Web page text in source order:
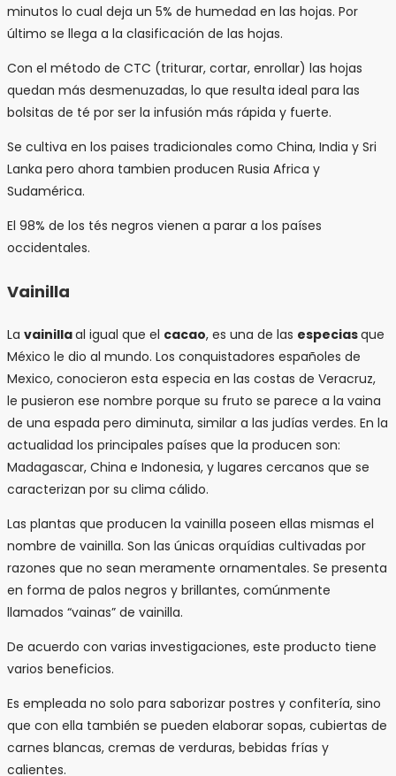
minutos lo cual deja un 5% de humedad en las hojas. Por
último se llega a la clasificación de las hojas.
Con el método de CTC (triturar, cortar, enrollar) las hojas
quedan más desmenuzadas, lo que resulta ideal para las
bolsitas de té por ser la infusión más rápida y fuerte.
Se cultiva en los paises tradicionales como China, India y Sri
Lanka pero ahora tambien producen Rusia Africa y
Sudamérica.
El 98% de los tés negros vienen a parar a los países
occidentales.
Vainilla
La vainillaal igual que el cacao, es una de las especiasque
México le dio al mundo. Los conquistadores españoles de
Mexico, conocieron esta especia en las costas de Veracruz,
le pusieron ese nombre porque su fruto se parece a la vaina
de una espada pero diminuta, similar a las judías verdes. En la
actualidad los principales países que la producen son:
Madagascar, China e Indonesia, y lugares cercanos que se
caracterizan por su clima cálido.
Las plantas que producen la vainilla poseen ellas mismas el
nombre de vainilla. Son las únicas orquídias cultivadas por
razones que no sean meramente ornamentales. Se presenta
en forma de palos negros y brillantes, comúnmente
llamados “vainas” de vainilla.
De acuerdo con varias investigaciones, este producto tiene
varios beneficios.
Es empleada no solo para saborizar postres y confitería, sino
que con ella también se pueden elaborar sopas, cubiertas de
carnes blancas, cremas de verduras, bebidas frías y
calientes.